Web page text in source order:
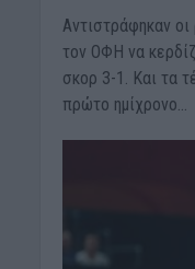
Αντιστράφηκαν
τον ΟΦΗ να
σκορ 3-1. Και τα
πρώτο ημίχρονο...